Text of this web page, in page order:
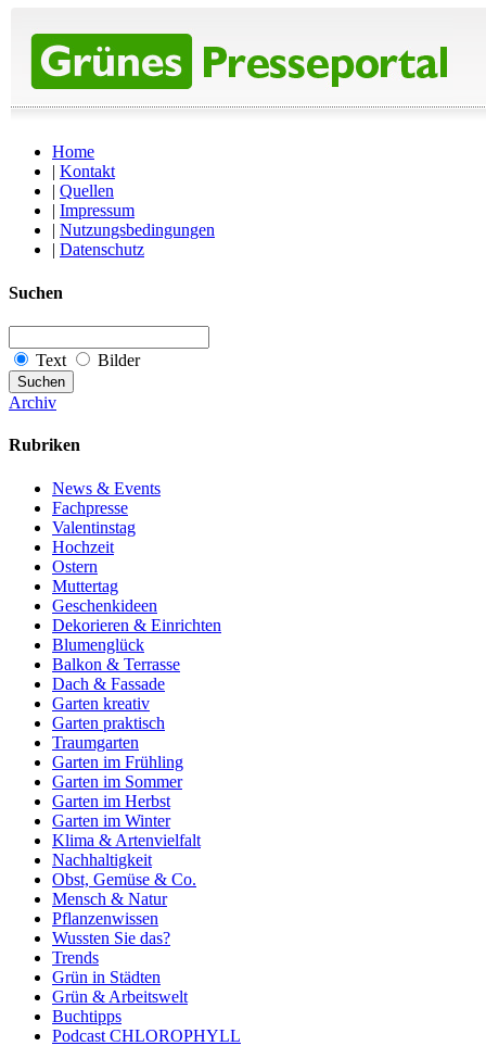
Home
Kontakt
Quellen
Impressum
Nutzungsbedingungen
Datenschutz
Suchen
Text Bilder
Suchen
Archiv
Rubriken
News & Events
Fachpresse
Valentinstag
Hochzeit
Ostern
Muttertag
Geschenkideen
Dekorieren & Einrichten
Blumenglück
Balkon & Terrasse
Dach & Fassade
Garten kreativ
Garten praktisch
Traumgarten
Garten im Frühling
Garten im Sommer
Garten im Herbst
Garten im Winter
Klima & Artenvielfalt
Nachhaltigkeit
Obst, Gemüse & Co.
Mensch & Natur
Pflanzenwissen
Wussten Sie das?
Trends
Grün in Städten
Grün & Arbeitswelt
Buchtipps
Podcast CHLOROPHYLL